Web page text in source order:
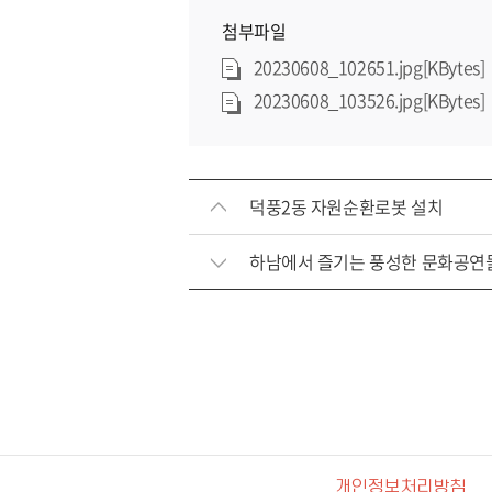
첨부파일
20230608_102651.jpg[KBytes]
20230608_103526.jpg[KBytes]
덕풍2동 자원순환로봇 설치
하남에서 즐기는 풍성한 문화공
개인정보처리방침